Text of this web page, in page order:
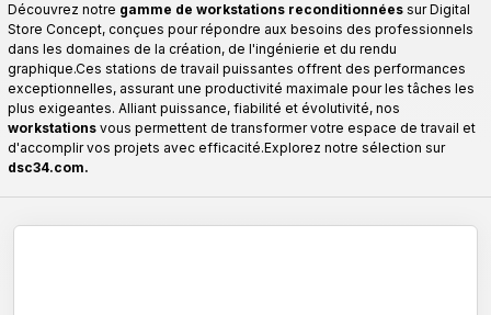
Découvrez notre gamme de workstations reconditionnées sur Digital
Store Concept, conçues pour répondre aux besoins des professionnels
dans les domaines de la création, de l'ingénierie et du rendu
graphique.Ces stations de travail puissantes offrent des performances
exceptionnelles, assurant une productivité maximale pour les tâches les
plus exigeantes. Alliant puissance, fiabilité et évolutivité, nos
workstations vous permettent de transformer votre espace de travail et
d'accomplir vos projets avec efficacité.Explorez notre sélection sur
dsc34.com.